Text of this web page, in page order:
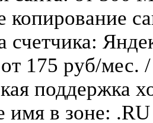
копирование
счетчика:
175 руб/
поддержка
имя в зоне: